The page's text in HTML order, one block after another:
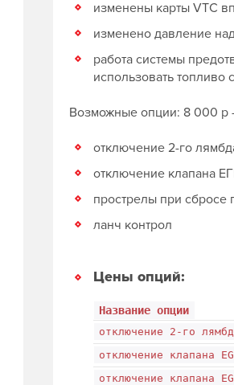
изменены карты VTC
изменено давление
работа системы
использовать
Возможные опции: 8 000 р
отключение 2-го
отключение клапана
прострелы при сбросе
ланч контрол
Цены опций:
Название опции
отключение 2-го
отключение клапана
отключение клапана